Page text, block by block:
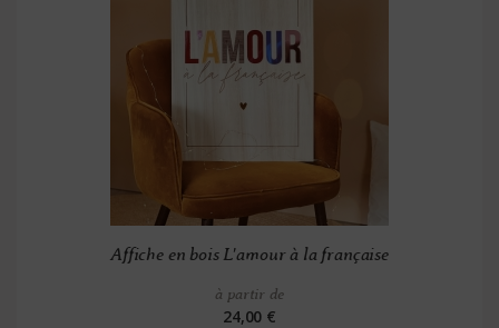
Affiche en bois L'amour à la française
à partir de
24,00 €